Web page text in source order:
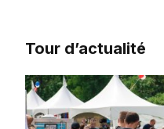
Tour d’actualité